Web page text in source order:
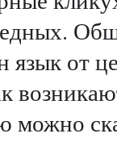
язык от
можно